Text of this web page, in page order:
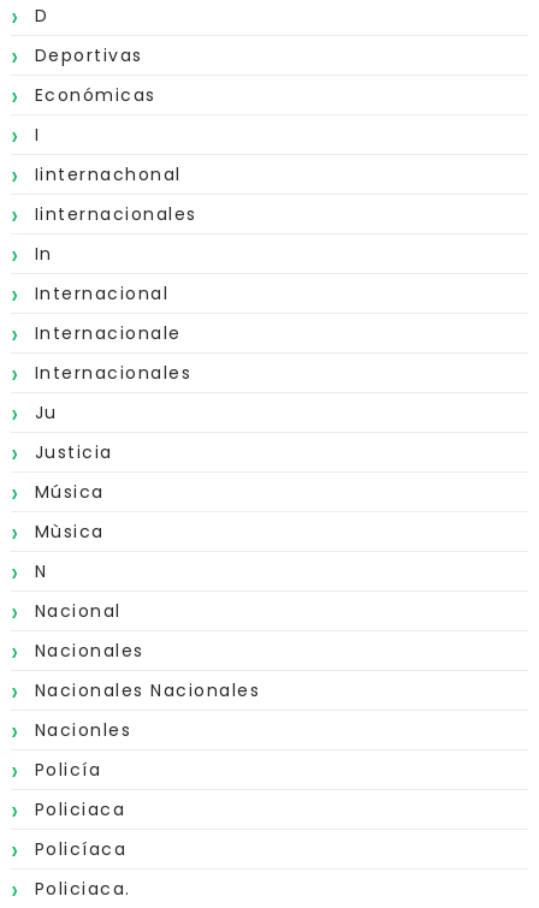
D
Deportivas
Económicas
I
Iinternachonal
Iinternacionales
In
Internacional
Internacionale
Internacionales
Ju
Justicia
Música
Mùsica
N
Nacional
Nacionales
Nacionales Nacionales
Nacionles
Policía
Policiaca
Policíaca
Policiaca.